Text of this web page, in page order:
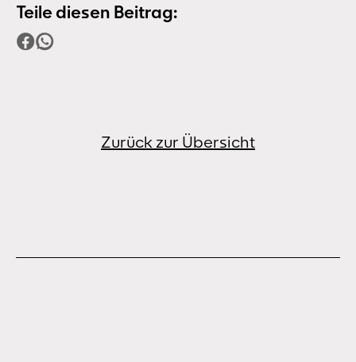
Teile diesen Beitrag:
Zurück zur Übersicht